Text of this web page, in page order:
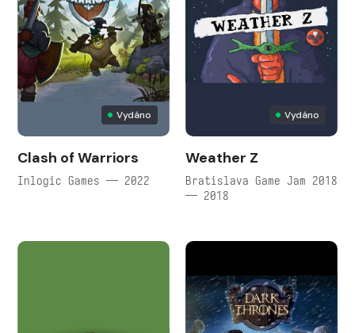
Vydáno
Clash of Warriors
Inlogic Games — 2022
Vydáno
Weather Z
Bratislava Game Jam 2018
— 2018